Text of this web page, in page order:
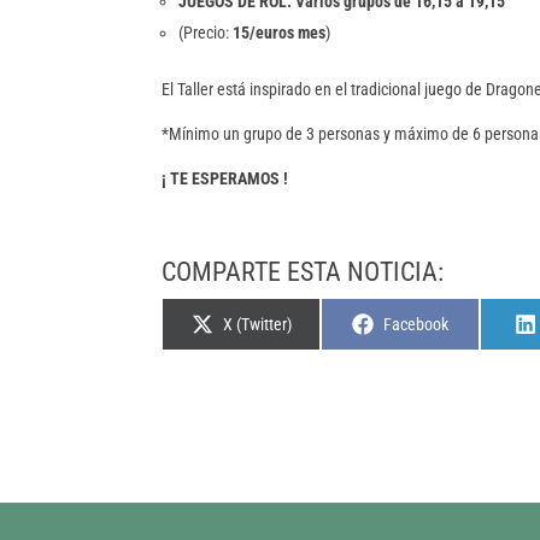
(Precio: 15/euros mes)
El Taller está inspirado en el tradicional juego de
*Mínimo un grupo de 3 personas y máximo de 6
¡ TE ESPERAMOS !
COMPARTE ESTA NOTICIA:
Compartir
X (Twitter)
Compartir
Facebook